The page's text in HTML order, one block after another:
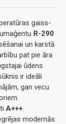
gaiss-
R-290
un karstā
pat pie āra
ūdens
ir ideāli
gan vecu
A+++.
modernās